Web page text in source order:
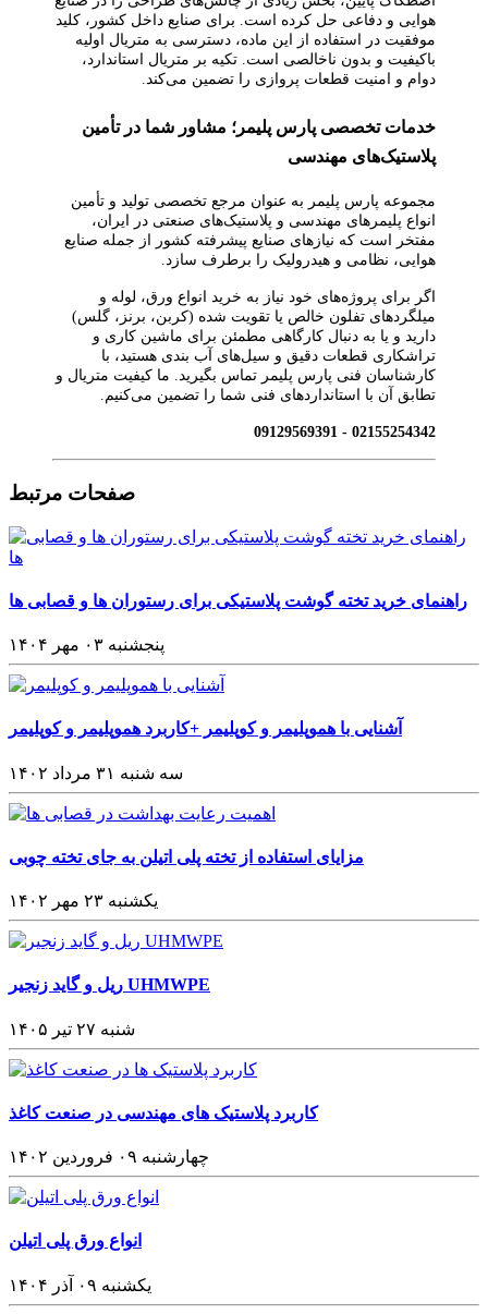
هوایی و دفاعی حل کرده است. برای صنایع داخل کشور، کلید
موفقیت در استفاده از این ماده، دسترسی به متریال اولیه
باکیفیت و بدون ناخالصی است. تکیه بر متریال استاندارد،
دوام و امنیت قطعات پروازی را تضمین می‌کند.
خدمات تخصصی پارس پلیمر؛ مشاور شما در تأمین
پلاستیک‌های مهندسی
مجموعه پارس پلیمر به عنوان مرجع تخصصی تولید و تأمین
انواع پلیمرهای مهندسی و پلاستیک‌های صنعتی در ایران،
مفتخر است که نیازهای صنایع پیشرفته کشور از جمله صنایع
هوایی، نظامی و هیدرولیک را برطرف سازد.
اگر برای پروژه‌های خود نیاز به خرید انواع ورق، لوله و
میلگردهای تفلون خالص یا تقویت شده (کربن، برنز، گلس)
دارید و یا به دنبال کارگاهی مطمئن برای ماشین‌ کاری و
تراشکاری قطعات دقیق و سیل‌های آب‌ بندی هستید، با
کارشناسان فنی پارس پلیمر تماس بگیرید. ما کیفیت متریال و
تطابق آن با استانداردهای فنی شما را تضمین می‌کنیم.
02155254342 - 09129569391
صفحات مرتبط
راهنمای خرید تخته‌ گوشت پلاستیکی برای رستوران‌ ها و قصابی‌ ها
پنجشنبه ۰۳ مهر ۱۴۰۴
آشنایی با هموپلیمر و کوپلیمر +کاربرد هموپلیمر و کوپلیمر
سه شنبه ۳۱ مرداد ۱۴۰۲
مزایای استفاده از تخته پلی اتیلن به جای تخته چوبی
یکشنبه ۲۳ مهر ۱۴۰۲
ریل و گاید زنجیر UHMWPE
شنبه ۲۷ تیر ۱۴۰۵
کاربرد پلاستیک های مهندسی در صنعت کاغذ
چهارشنبه ۰۹ فروردین ۱۴۰۲
انواع ورق پلی اتیلن
یکشنبه ۰۹ آذر ۱۴۰۴